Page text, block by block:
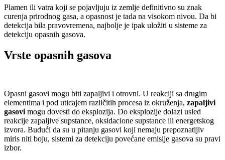
Plamen ili vatra koji se pojavljuju iz zemlje definitivno su znak
curenja prirodnog gasa, a opasnost je tada na visokom nivou. Da bi
detekcija bila pravovremena, najbolje je ipak uložiti u sisteme za
detekciju opasnih gasova.
Vrste opasnih gasova
Opasni gasovi mogu biti zapaljivi i otrovni. U reakciji sa drugim
elementima i pod uticajem različitih procesa iz okruženja, zapaljivi
gasovi mogu dovesti do eksplozija. Do eksplozije dolazi usled
reakcije zapaljive supstance, oksidacione supstance ili energetskog
izvora. Budući da su u pitanju gasovi koji nemaju prepoznatljiv
miris niti boju, sistemi za detekciju povećane emisije gasova su pravi
izbor.